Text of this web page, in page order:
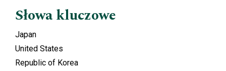
Słowa kluczowe
Japan
United States
Republic of Korea